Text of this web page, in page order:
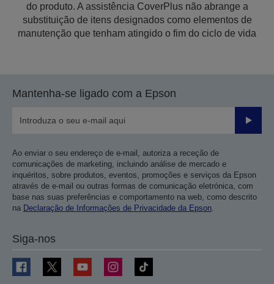
do produto. A assistência CoverPlus não abrange a
substituição de itens designados como elementos de
manutenção que tenham atingido o fim do ciclo de vida
Mantenha-se ligado com a Epson
Enviar
Ao enviar o seu endereço de e-mail, autoriza a receção de
comunicações de marketing, incluindo análise de mercado e
inquéritos, sobre produtos, eventos, promoções e serviços da Epson
através de e-mail ou outras formas de comunicação eletrónica, com
base nas suas preferências e comportamento na web, como descrito
na Declaração de Informações de Privacidade da Epson
Siga-nos